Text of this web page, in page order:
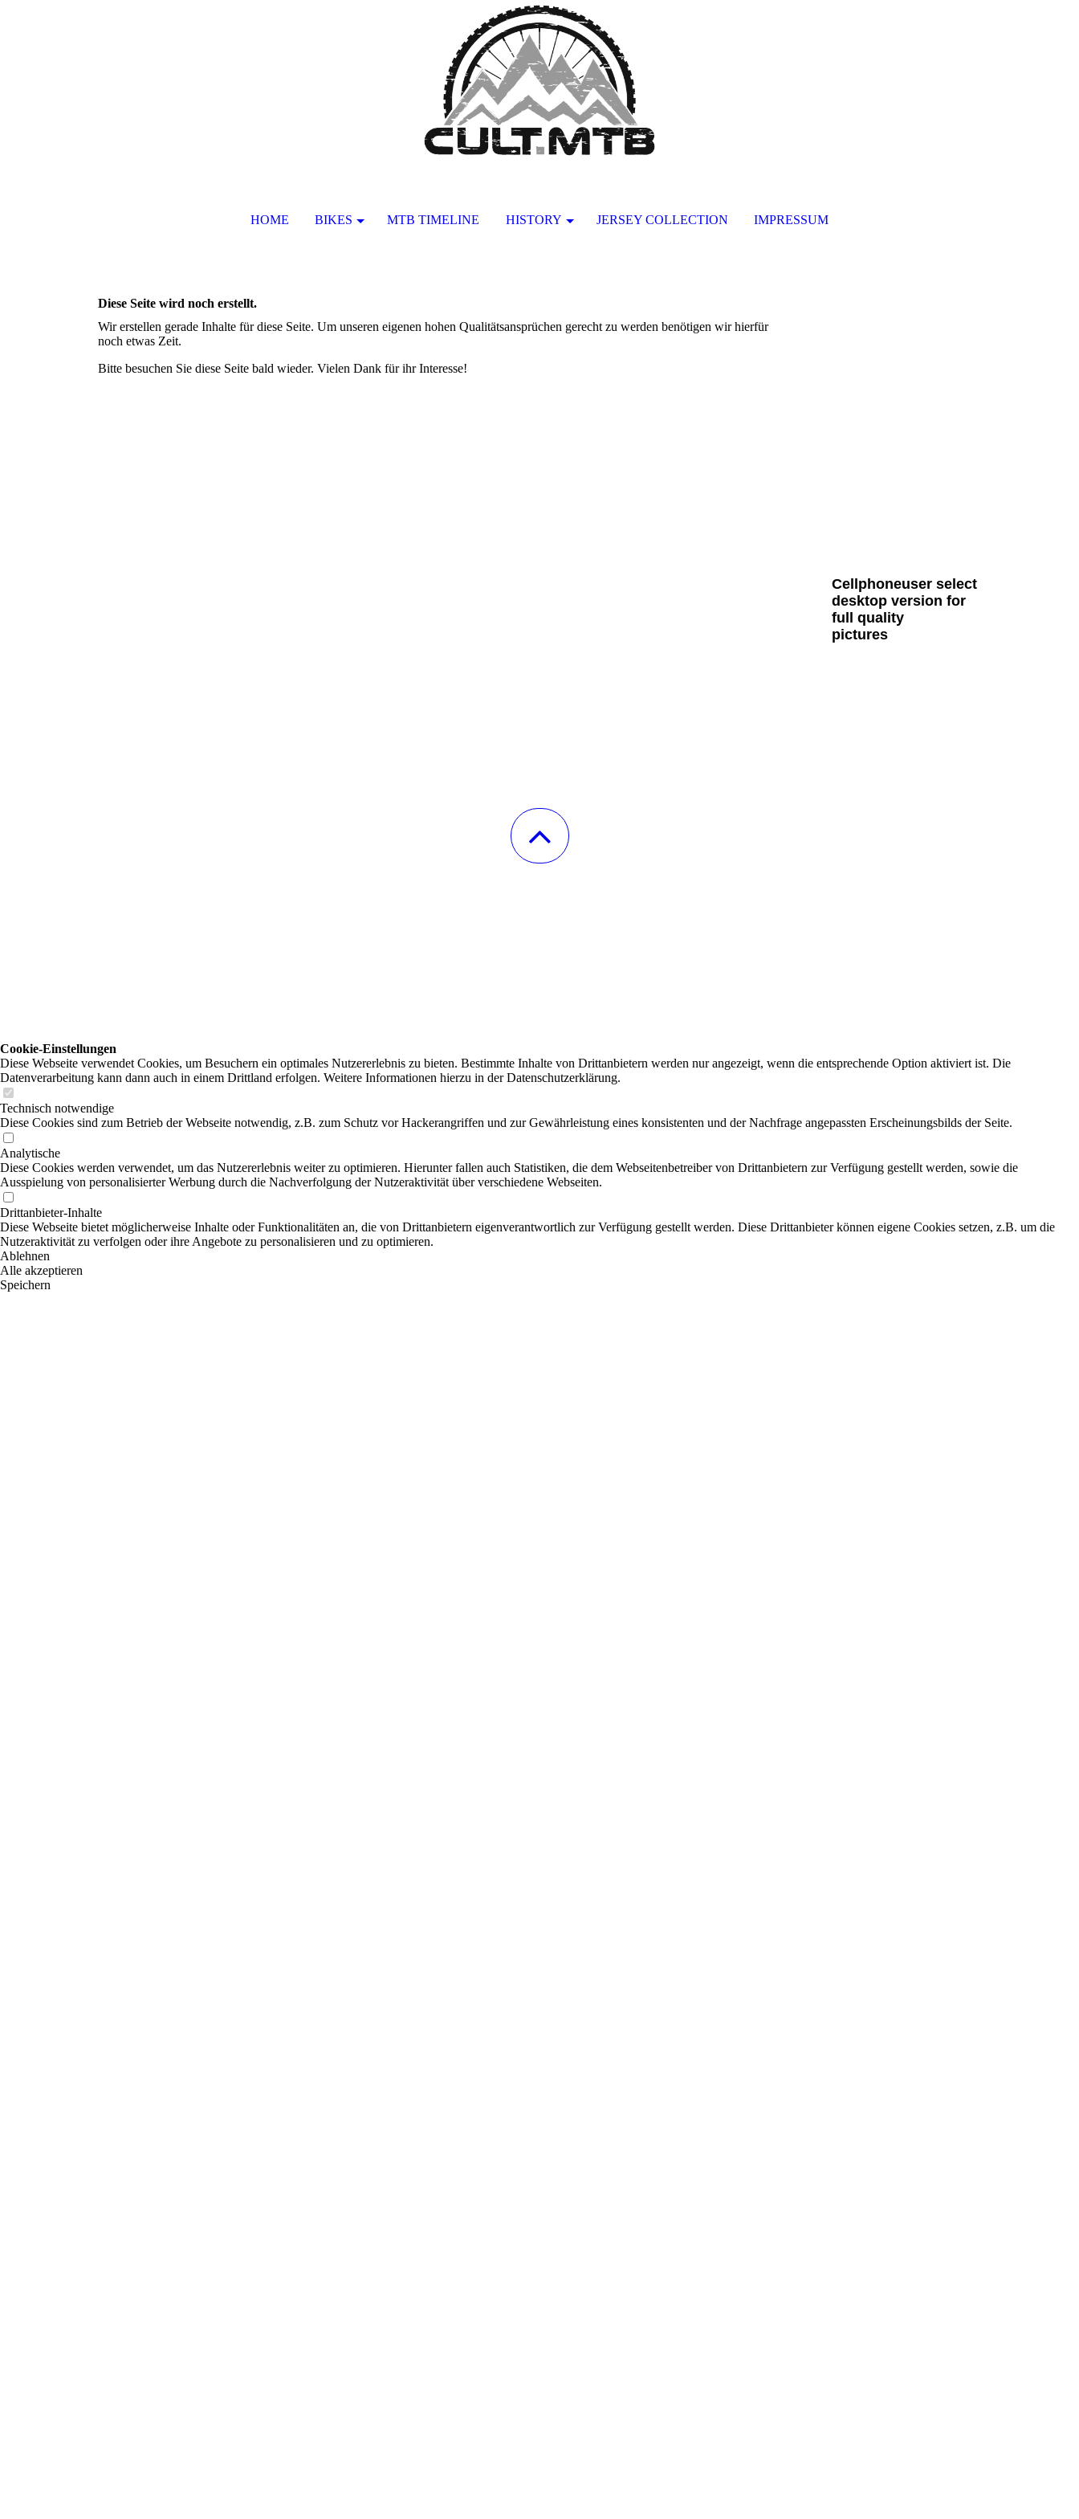
HOME BIKES MTB TIMELINE HISTORY JERSEY COLLECTION IMPRESSUM
Diese Seite wird noch erstellt.
Wir erstellen gerade Inhalte für diese Seite. Um unseren eigenen hohen Qualitätsansprüchen gerecht zu werden benötigen wir hierfür
noch etwas Zeit.
Bitte besuchen Sie diese Seite bald wieder. Vielen Dank für ihr Interesse!
Cellphoneuser select
desktop version for
full quality
pictures
Cookie-Einstellungen
Diese Webseite verwendet Cookies, um Besuchern ein optimales Nutzererlebnis zu bieten. Bestimmte Inhalte von Drittanbietern werden nur angezeigt, wenn die entsprechende Option aktiviert ist. Die
Datenverarbeitung kann dann auch in einem Drittland erfolgen. Weitere Informationen hierzu in der Datenschutzerklärung.
Technisch notwendige
Diese Cookies sind zum Betrieb der Webseite notwendig, z.B. zum Schutz vor Hackerangriffen und zur Gewährleistung eines konsistenten und der Nachfrage angepassten Erscheinungsbilds der Seite.
Analytische
Diese Cookies werden verwendet, um das Nutzererlebnis weiter zu optimieren. Hierunter fallen auch Statistiken, die dem Webseitenbetreiber von Drittanbietern zur Verfügung gestellt werden, sowie die
Ausspielung von personalisierter Werbung durch die Nachverfolgung der Nutzeraktivität über verschiedene Webseiten.
Drittanbieter-Inhalte
Diese Webseite bietet möglicherweise Inhalte oder Funktionalitäten an, die von Drittanbietern eigenverantwortlich zur Verfügung gestellt werden. Diese Drittanbieter können eigene Cookies setzen, z.B. um die
Nutzeraktivität zu verfolgen oder ihre Angebote zu personalisieren und zu optimieren.
Ablehnen
Alle akzeptieren
Speichern